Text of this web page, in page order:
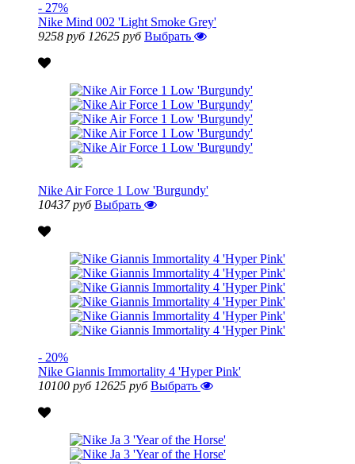
- 27%
Nike Mind 002 'Light Smoke Grey'
9258 руб 12625 руб Выбрать
Nike Air Force 1 Low 'Burgundy'
10437 руб Выбрать
- 20%
Nike Giannis Immortality 4 'Hyper Pink'
10100 руб 12625 руб Выбрать